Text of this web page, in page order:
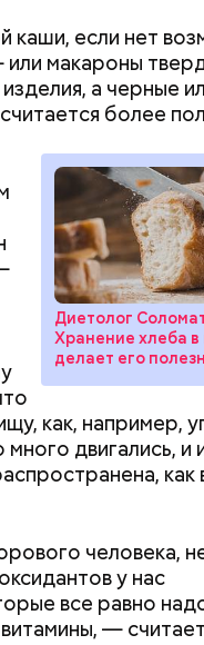
каши, если нет
макароны
а черные
более
Диетолог
Хранение хлеба в
делает его
как, например,
двигались, и
как
человека,
у нас
все равно
—
Как получить до
рублей от
трудной
претендовать
документы